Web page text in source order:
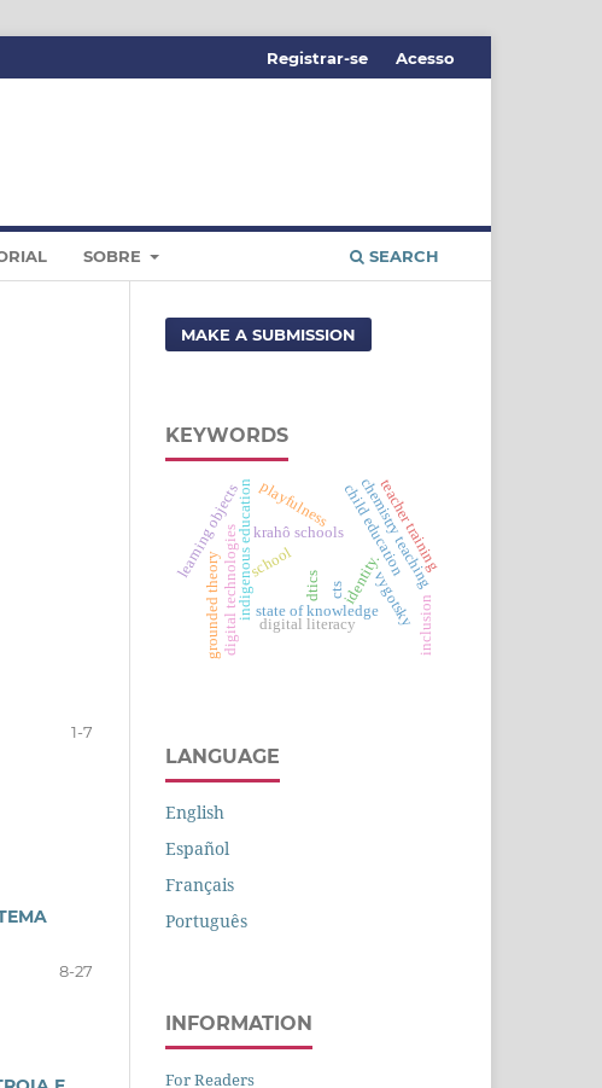
SOBRE SEARCH
Registrar-se Acesso
1-7
8-27
MAKE A SUBMISSION
KEYWORDS
indigenous educationkrahô schools
identity.
state of knowledge
school
digital technologies child education
chemistry teaching
vygotsky
cts
grounded theory inclusion
playfulness
learning objects
digital literacy
teacher training
dtics
LANGUAGE
English
Español
Français
Português
INFORMATION
For Readers